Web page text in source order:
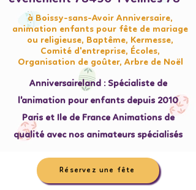
à Boissy-sans-Avoir Anniversaire,
animation enfants pour fête de mariage
ou religieuse, Baptême, Kermesse,
Comité d'entreprise, Écoles,
Organisation de goûter, Arbre de Noël
Anniversaireland : Spécialiste de
l'animation pour enfants depuis 2010
Paris et Ile de France Animations de
qualité avec nos animateurs spécialisés
Réservez une fête